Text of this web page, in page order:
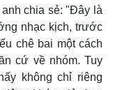
chia sẻ: "Đây là
nhạc kịch, trước
chê bai một cách
cứ về nhóm. Tuy
không chỉ riêng